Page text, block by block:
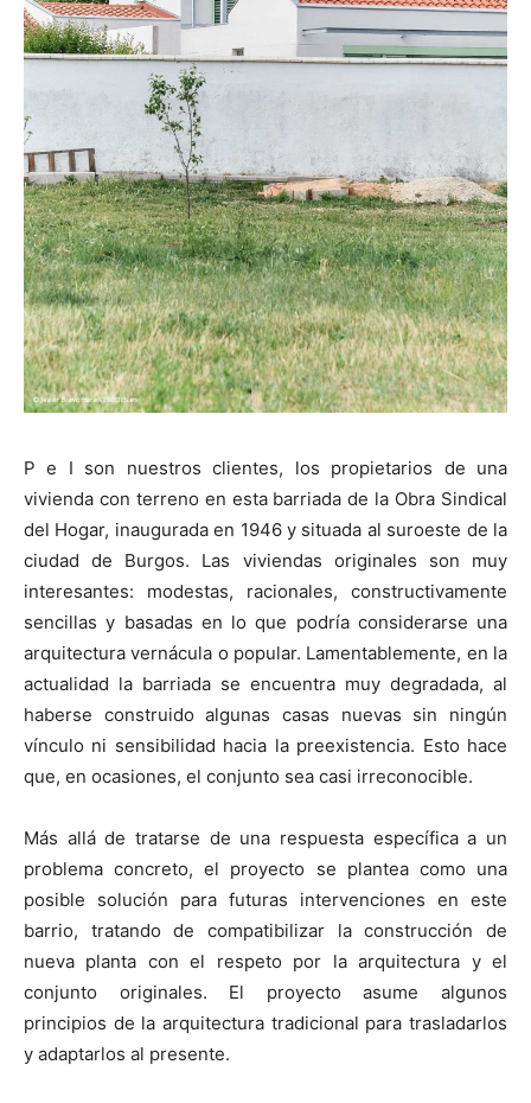
P e I son nuestros clientes, los propietarios de una
vivienda con terreno en esta barriada de la Obra Sindical
del Hogar, inaugurada en 1946 y situada al suroeste de la
ciudad de Burgos. Las viviendas originales son muy
interesantes: modestas, racionales, constructivamente
sencillas y basadas en lo que podría considerarse una
arquitectura vernácula o popular. Lamentablemente, en la
actualidad la barriada se encuentra muy degradada, al
haberse construido algunas casas nuevas sin ningún
vínculo ni sensibilidad hacia la preexistencia. Esto hace
que, en ocasiones, el conjunto sea casi irreconocible.
Más allá de tratarse de una respuesta específica a un
problema concreto, el proyecto se plantea como una
posible solución para futuras intervenciones en este
barrio, tratando de compatibilizar la construcción de
nueva planta con el respeto por la arquitectura y el
conjunto originales. El proyecto asume algunos
principios de la arquitectura tradicional para trasladarlos
y adaptarlos al presente.